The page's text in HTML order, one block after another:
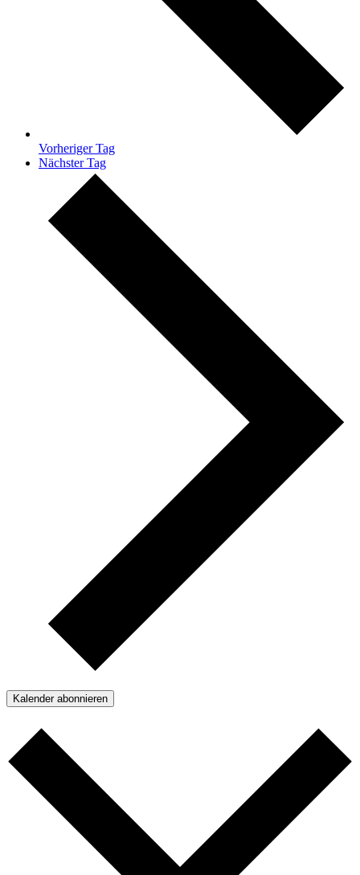
Vorheriger Tag
Nächster Tag
Kalender abonnieren